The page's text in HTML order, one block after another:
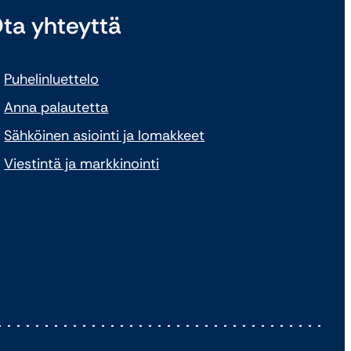
yhteyttä
Puhelinluettelo
Anna palautetta
Sähköinen asiointi ja lomakkeet
Viestintä ja markkinointi